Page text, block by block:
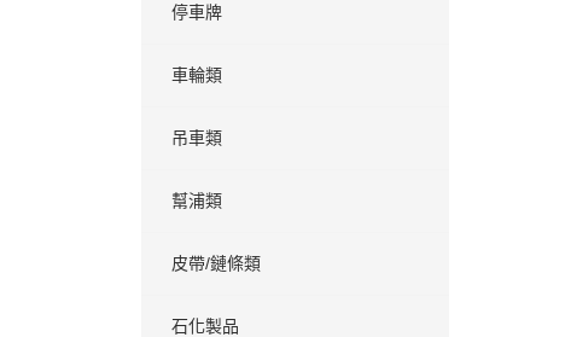
停車牌
車輪類
吊車類
幫浦類
皮帶/鏈條類
石化製品